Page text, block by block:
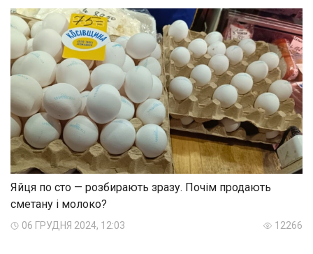
Яйця по сто — розбирають зразу. Почім продають
сметану і молоко?
06 ГРУДНЯ 2024, 12:03 12266